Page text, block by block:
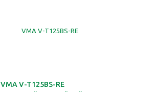
VMA V-T125BS-RE